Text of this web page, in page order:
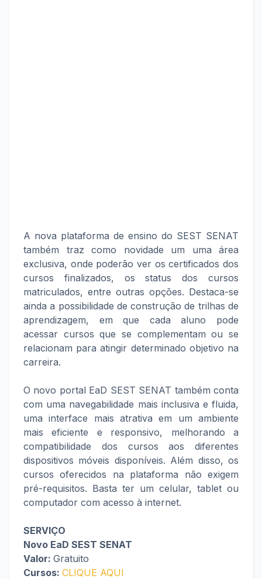
A nova plataforma de ensino do SEST SENAT
também traz como novidade um uma área
exclusiva, onde poderão ver os certificados dos
cursos finalizados, os status dos cursos
matriculados, entre outras opções. Destaca-se
ainda a possibilidade de construção de trilhas de
aprendizagem, em que cada aluno pode
acessar cursos que se complementam ou se
relacionam para atingir determinado objetivo na
carreira.
O novo portal EaD SEST SENAT também conta
com uma navegabilidade mais inclusiva e fluida,
uma interface mais atrativa em um ambiente
mais eficiente e responsivo, melhorando a
compatibilidade dos cursos aos diferentes
dispositivos móveis disponíveis. Além disso, os
cursos oferecidos na plataforma não exigem
pré-requisitos. Basta ter um celular, tablet ou
computador com acesso à internet.
SERVIÇO
Novo EaD SEST SENAT
Valor: Gratuito
Cursos: CLIQUE AQUI